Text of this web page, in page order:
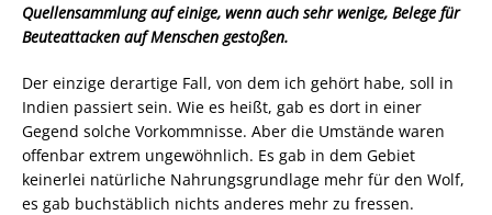
Quellensammlung auf einige, wenn auch sehr wenige, Belege für
Beuteattacken auf Menschen gestoßen.
Der einzige derartige Fall, von dem ich gehört habe, soll in
Indien passiert sein. Wie es heißt, gab es dort in einer
Gegend solche Vorkommnisse. Aber die Umstände waren
offenbar extrem ungewöhnlich. Es gab in dem Gebiet
keinerlei natürliche Nahrungsgrundlage mehr für den Wolf,
es gab buchstäblich nichts anderes mehr zu fressen.